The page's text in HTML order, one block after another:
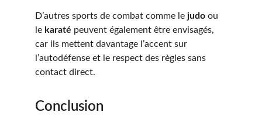
D’autres sports de combat comme le judo ou
le karaté peuvent également être envisagés,
car ils mettent davantage l’accent sur
l’autodéfense et le respect des règles sans
contact direct.
Conclusion